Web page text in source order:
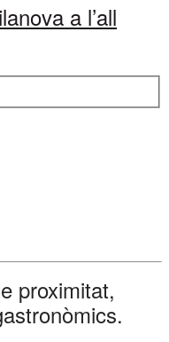
a l’all
proximitat,